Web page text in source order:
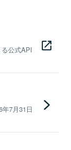
公式API
7月31日